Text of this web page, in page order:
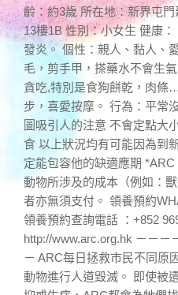
齡：約3歲 所在地：新界屯
13樓1B 性別：小女生 健康
發炎。 個性：親人、黏人、
毛，剪手甲，搽藥水不會生
貪吃,特別是食狗餅乾，肉條
步，喜愛按摩。 行為：平常
圖吸引人的注意 不會定點大
食 以上狀況均有可能因為到
定能包容他的缺適應期
動物所涉及的成本（例如：
者亦無須支付。 領養預約
領養預約查詢電話 ：+852
http://www.arc.org.hk －－－
－ ARC每日拯救市民不同原
動物進行人道毀滅。 即使被